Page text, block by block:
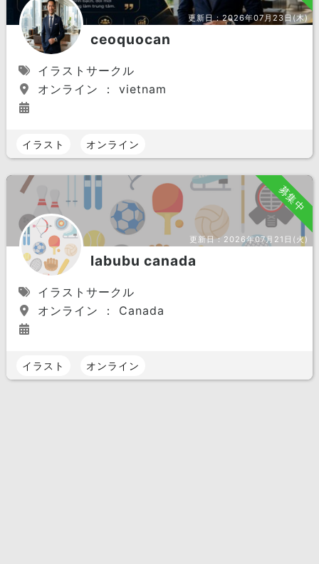
更新日：2026年07月23日(木)
ceoquocan
イラストサークル
オンライン ： vietnam
イラスト オンライン
募集中
更新日： 2026年07月21日(火)
labubu canada
イラストサークル
オンライン ： Canada
イラスト オンライン